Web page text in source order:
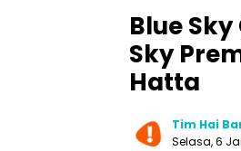
Blue
Sky
Hatta
Tim Hai
Selasa, 6